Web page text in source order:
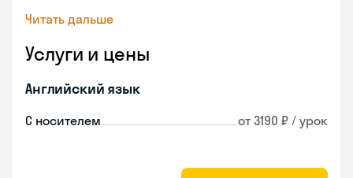
Читать дальше
Услуги и цены
Английский язык
С носителем от 3190 ₽ / урок